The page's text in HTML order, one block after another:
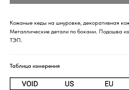
Кожаные кеды на шнуровке, декоративная
Металлические детали по боками. Подошва
ТЭП.
Таблица измерения